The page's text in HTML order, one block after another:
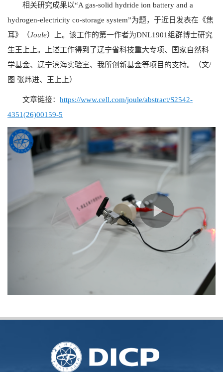
相关研究成果以“A gas-solid hydride ion battery and a
hydrogen-electricity co-storage system”为题，于近日发表在《焦
耳》（Joule）上。该工作的第一作者为DNL1901组群博士研究
生王上上。上述工作得到了辽宁省科技重大专项、国家自然科
学基金、辽宁滨海实验室、我所创新基金等项目的支持。（文/
图 张炜进、王上上）
文章链接： https://www.cell.com/joule/abstract/S2542-
4351(26)00159-5